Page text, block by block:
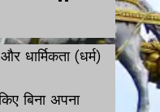
धार्मिकता (धर्म)
बिना अपना